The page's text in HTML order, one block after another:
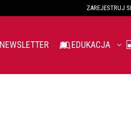
ZAREJESTRUJ
NEWSLETTER EDUKACJA